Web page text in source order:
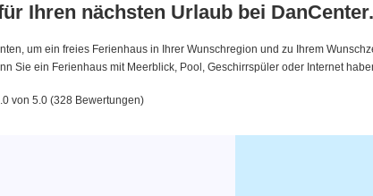
Ihren nächsten Urlaub bei DanCenter.
um ein freies Ferienhaus in Ihrer Wunschregion und zu Ihrem
Sie ein Ferienhaus mit Meerblick, Pool, Geschirrspüler oder Internet
von 5.0 (328 Bewertungen)